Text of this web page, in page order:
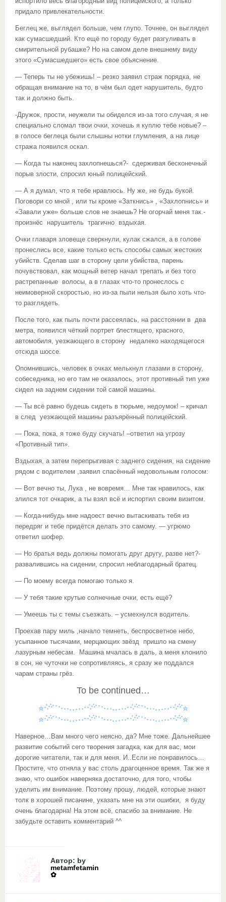
придало привлекательности.
Беглец же, выглядел больше, чем глупо. Точнее, он выглядел
как сумасшедший. Кто ещё по городу будет разгуливать в
смирительной рубашке? Но на самом деле внешнему виду
этого «Сумасшедшего» есть свое объяснение.
— Теперь ты не убежишь! – резко заявил страж порядка, не
обращая внимание на то, в чём был одет нарушитель, будто
так и должно быть.
-Дружок, прости, неужели ты обиделся из-за того случая, я не
специально сломал твои очки, хочешь я куплю тебе новые? –
в голосе беглеца были слышны нотки глумления, а на лице
стража появился оскал.
— Когда ты наконец захлопнешься?- сдерживая бесконечный
порыв злости, спросил юный полицейский.
— А я думал, что я тебе нравлюсь. Ну же, не будь букой.
Поговори со мной , или ты кроме «Заткнись» , «Захлопнись» и
«Завали уже» больше слов не знаешь? Не огорчай меня так.-
произнёс нарушитель трагично вздыхая.
Очки главаря зловеще сверкнули, кулак сжался, а в голове
пронеслись все, какие только есть способы самых жестоких
убийств. Сделав шаг в сторону цели убийства, парень
почувствовал, как мощный ветер начал трепать и без того
растрепанные волосы, а в глазах что-то пронеслось с
неимоверной скоростью, но из-за пыли нельзя было хоть что-
то разглядеть.
После того, как пыль почти рассеялась, на расстоянии в два
метра, появился чёткий портрет блестящего, красного,
автомобиля, уезжающего в сторону недалеко находящегося
отсюда шоссе.
Опомнившись, человек в очках мелькнул глазами в сторону,
собеседника, но его там не оказалось, этот противный тип уже
сидел на заднем сидении той самой машины.
— Ты всё равно будешь сидеть в тюрьме, недоумок! – кричал
в след уезжающей машины разъярённый полицейский.
— Пока, пока, я тоже буду скучать! –ответил на угрозу
«Противный тип».
Вздыхая, а затем перепрыгивая с заднего сидения, на сидение
рядом с водителем ,заявил спасённый недовольным голосом:
— Вот вечно ты, Лука , не вовремя… Мне так нравилось, как
злился тот очкарик, а ты взял всё и испортил своим визитом.
— Когда-нибудь мне надоест вечно вытаскивать тебя из
передряг и тебе придётся делать это самому. — угрюмо
ответил шофер.
— Но братья ведь должны помогать друг другу, разве нет?-
развалившись на сидении, спросил неблагодарный братец.
— По моему всегда помогаю только я.
— У тебя такие крутые солнечные очки, есть ещё?
— Умеешь ты с темы съезжать. – усмехнулся водитель.
Проехав пару миль ,начало темнеть, беспросветное небо,
усыпанное тысячами, мерцающих звёзд пришло на смену
лазурным небесам. Машина мчалась в даль, а меня клонило
в сон, не чуточки не сопротивляясь, я сразу же поддался
чарам страны грёз.
To be continued…
Наверное…Вам много чего неясно, да? Мне тоже. Дальнейшее
развитие событий сего творения загадка, как для вас, мои
дорогие читатели, так и для меня. И..Если не понравилось…
Простите, что отняла у вас столь драгоценное время. Так же я
знаю, что ошибок наверняка достаточно, для того, чтобы
уделить им внимание. Поэтому прошу, людей, которые знают
толк в хорошей писанине, указать мне на эти ошибки, я буду
очень благодарна! На этом всё, спасибо за внимание. Не
забудьте оставить комментарий ^^
Автор: by
metamfetamin
✿